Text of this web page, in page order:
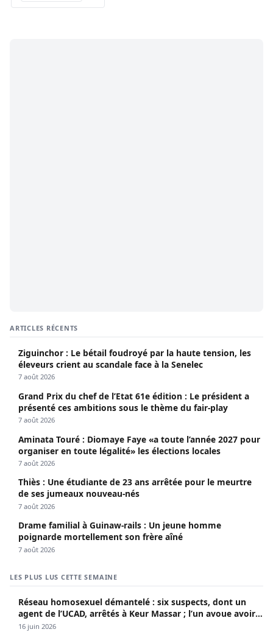
ARTICLES RÉCENTS
Ziguinchor : Le bétail foudroyé par la haute tension, les
éleveurs crient au scandale face à la Senelec
7 août 2026
Grand Prix du chef de l’Etat 61e édition : Le président a
présenté ces ambitions sous le thème du fair-play
7 août 2026
Aminata Touré : Diomaye Faye «a toute l’année 2027 pour
organiser en toute légalité» les élections locales
7 août 2026
Thiès : Une étudiante de 23 ans arrêtée pour le meurtre
de ses jumeaux nouveau-nés
7 août 2026
Drame familial à Guinaw-rails : Un jeune homme
poignarde mortellement son frère aîné
7 août 2026
LES PLUS LUS CETTE SEMAINE
Réseau homosexuel démantelé : six suspects, dont un
agent de l’UCAD, arrêtés à Keur Massar ; l’un avoue avoir
propagé le VIH depuis 2018
16 juin 2026